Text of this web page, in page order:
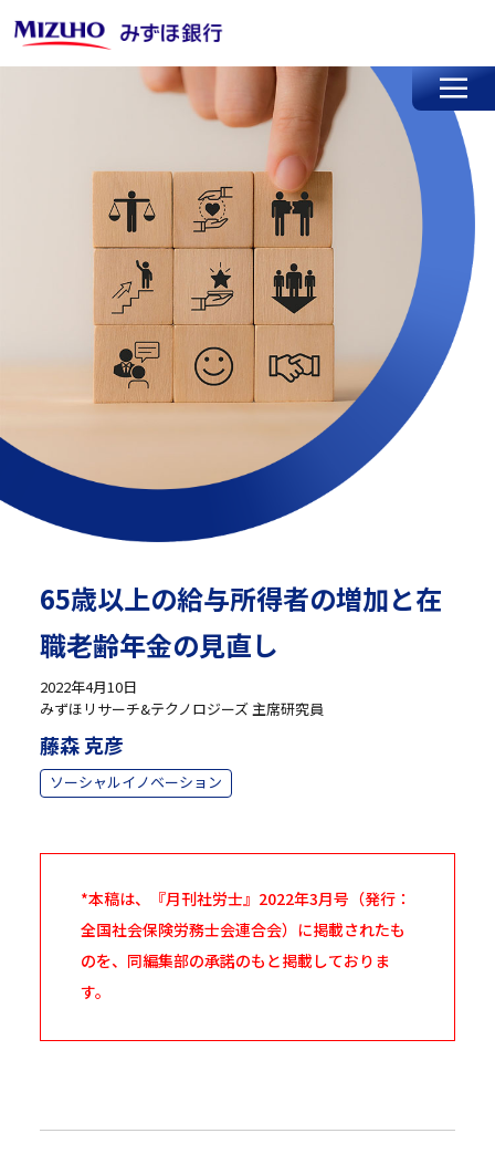
65歳以上の給与所得者の増加と在
職老齢年金の見直し
2022年4月10日
みずほリサーチ&テクノロジーズ 主席研究員
藤森 克彦
ソーシャルイノベーション
*本稿は、『月刊社労士』2022年3月号（発行：
全国社会保険労務士会連合会）に掲載されたも
のを、同編集部の承諾のもと掲載しておりま
す。